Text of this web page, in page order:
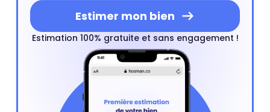
Estimer mon bien
Estimation 100% gratuite et sans engagement !